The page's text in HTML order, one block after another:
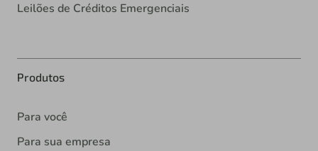
Leilões de Créditos Emergenciais
Produtos
Para você
Para sua empresa